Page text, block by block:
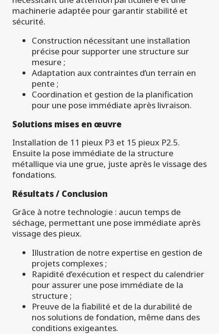
machinerie adaptée pour garantir stabilité et
sécurité.
Construction nécessitant une installation
précise pour supporter une structure sur
mesure ;
Adaptation aux contraintes d’un terrain en
pente ;
Coordination et gestion de la planification
pour une pose immédiate après livraison.
Solutions mises en œuvre
Installation de 11 pieux P3 et 15 pieux P2.5.
Ensuite la pose immédiate de la structure
métallique via une grue, juste après le vissage des
fondations.
Résultats / Conclusion
Grâce à notre technologie : aucun temps de
séchage, permettant une pose immédiate après
vissage des pieux.
Illustration de notre expertise en gestion de
projets complexes ;
Rapidité d’exécution et respect du calendrier
pour assurer une pose immédiate de la
structure ;
Preuve de la fiabilité et de la durabilité de
nos solutions de fondation, même dans des
conditions exigeantes.